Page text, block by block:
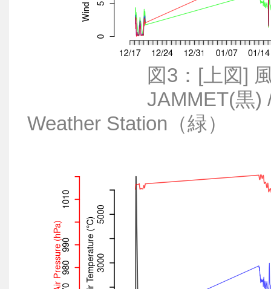
図3：[上図] 風速ベ
JAMMET(黒) /
Weather Station（緑）